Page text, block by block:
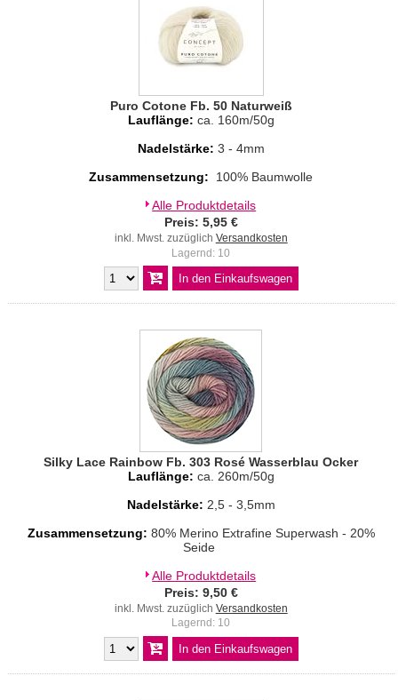
Puro Cotone Fb. 50 Naturweiß
Lauflänge: ca. 160m/50g
Nadelstärke: 3 - 4mm
Zusammensetzung:
100% Baumwolle
Alle Produktdetails
Preis: 5,95 €
inkl. Mwst. zuzüglich Versandkosten
Lagernd: 10
Silky Lace Rainbow Fb. 303 Rosé Wasserblau Ocker
Lauflänge: ca. 260m/50g
Nadelstärke: 2,5 - 3,5mm
Zusammensetzung: 80% Merino Extrafine Superwash - 20%
Seide
Alle Produktdetails
Preis: 9,50 €
inkl. Mwst. zuzüglich Versandkosten
Lagernd: 10